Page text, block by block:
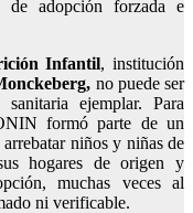
adopción forzada e
Infantil, institución
no puede ser
ejemplar. Para
formó parte de un
niños y niñas de
hogares de origen y
muchas veces al
ni verificable.